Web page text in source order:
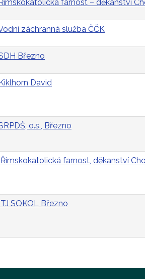
farnost – děkanství
záchranná služba ČČK
Březno
David
o.s., Březno
farnost, děkanství
SOKOL Březno